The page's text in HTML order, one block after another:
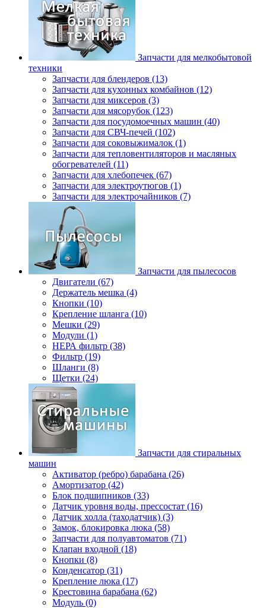
Запчасти для мелкобытовой
техники
Запчасти для блендеров (13)
Запчасти для кухонных комбайнов (12)
Запчасти для миксеров (3)
Запчасти для мясорубок (123)
Запчасти для посудомоечных машин (40)
Запчасти для СВЧ-печей (102)
Запчасти для соковыжималок (1)
Запчасти для тепловентиляторов и масляных
обогревателей (11)
Запчасти для хлебопечек (67)
Запчасти для электроутюгов (1)
Запчасти для электрочайников (7)
Запчасти для пылесосов
Двигатели (67)
Держатель мешка (4)
Кнопки (10)
Крепление шланга (10)
Мешки (29)
Модули (1)
НЕРА фильтр (38)
Фильтр (19)
Шланги (8)
Щетки (24)
Запчасти для стиральных
машин
Активатор (ребро) барабана (26)
Амортизатор (42)
Блок подшипников (33)
Датчик уровня воды, прессостат (16)
Датчик холла (таходатчик) (3)
Замок, блокировка люка (58)
Запчасти для полуавтоматов (71)
Клапан входной (18)
Кнопки (8)
Конденсатор (31)
Крепление люка (17)
Крестовина барабана (62)
Модуль (0)